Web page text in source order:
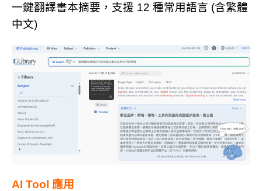
一鍵翻譯書本摘要，支援 12 種常用語言 (含繁體
中文)
AI Tool 應用